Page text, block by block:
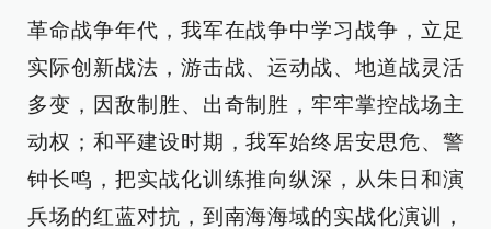
革命战争年代，我军在战争中学习战争，立足
实际创新战法，游击战、运动战、地道战灵活
多变，因敌制胜、出奇制胜，牢牢掌控战场主
动权；和平建设时期，我军始终居安思危、警
钟长鸣，把实战化训练推向纵深，从朱日和演
兵场的红蓝对抗，到南海海域的实战化演训，